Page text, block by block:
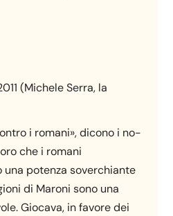
(Michele Serra, la
i romani», dicono i no-
che i romani
una potenza soverchiante
di Maroni sono una
Giocava, in favore dei